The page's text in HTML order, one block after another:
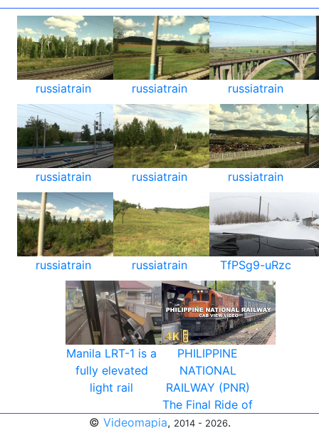
russiatrain russiatrain russiatrain
russiatrain russiatrain russiatrain
russiatrain russiatrain TfPSg9-uRzc
Manila LRT-1 is a
fully elevated
light rail
PHILIPPINE
NATIONAL
RAILWAY (PNR)
The Final Ride of
© Videomapia, 2014 - 2026.